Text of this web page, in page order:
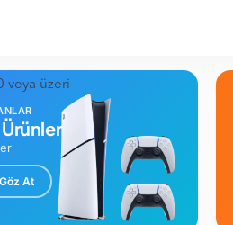
veya üzeri
At